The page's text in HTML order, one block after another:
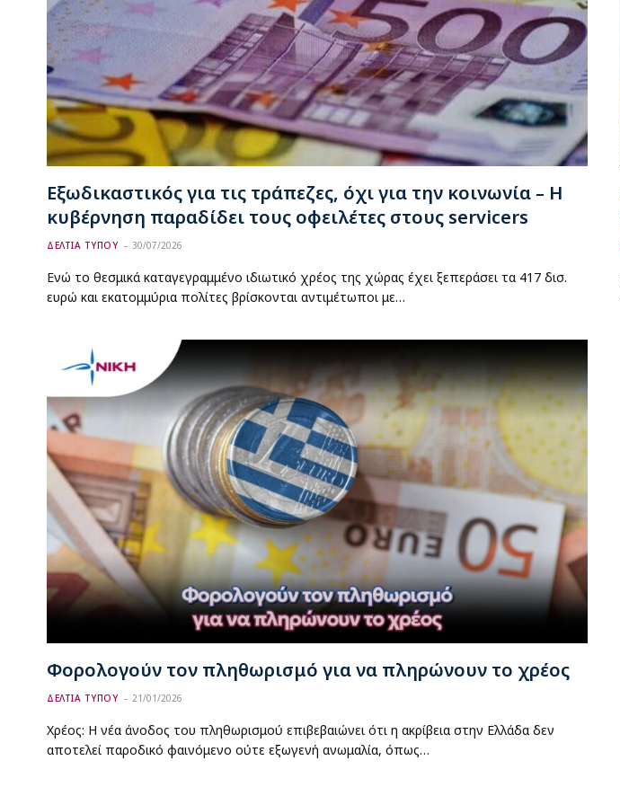
Εξωδικαστικός για τις τράπεζες, όχι για την κοινωνία – Η
κυβέρνηση παραδίδει τους οφειλέτες στους servicers
ΔΕΛΤΙΑ ΤΥΠΟΥ 30/07/2026
Ενώ το θεσμικά καταγεγραμμένο ιδιωτικό χρέος της χώρας έχει ξεπεράσει τα 417 δισ.
ευρώ και εκατομμύρια πολίτες βρίσκονται αντιμέτωποι με…
Φορολογούν τον πληθωρισμό για να πληρώνουν το χρέος
ΔΕΛΤΙΑ ΤΥΠΟΥ 21/01/2026
Χρέος: Η νέα άνοδος του πληθωρισμού επιβεβαιώνει ότι η ακρίβεια στην Ελλάδα δεν
αποτελεί παροδικό φαινόμενο ούτε εξωγενή ανωμαλία, όπως…